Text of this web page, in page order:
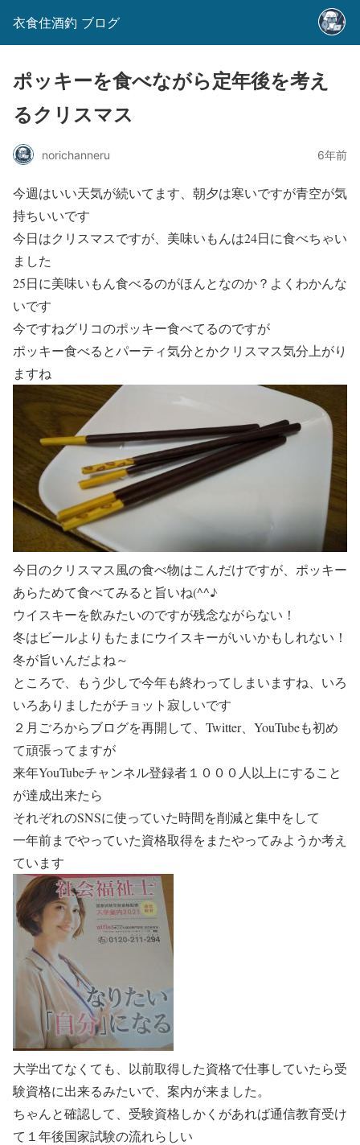
衣食住酒釣 ブログ
ポッキーを食べながら定年後を考え
るクリスマス
norichanneru 6年前
今週はいい天気が続いてます、朝夕は寒いですが青空が気
持ちいいです
今日はクリスマスですが、美味いもんは24日に食べちゃい
ました
25日に美味いもん食べるのがほんとなのか？よくわかんな
いです
今ですねグリコのポッキー食べてるのですが
ポッキー食べるとパーティ気分とかクリスマス気分上がり
ますね
今日のクリスマス風の食べ物はこんだけですが、ポッキー
あらためて食べてみると旨いね(^^♪
ウイスキーを飲みたいのですが残念ながらない！
冬はビールよりもたまにウイスキーがいいかもしれない！
冬が旨いんだよね～
ところで、もう少しで今年も終わってしまいますね、いろ
いろありましたがチョット寂しいです
２月ごろからブログを再開して、Twitter、YouTubeも初め
て頑張ってますが
来年YouTubeチャンネル登録者１０００人以上にすること
が達成出来たら
それぞれのSNSに使っていた時間を削減と集中をして
一年前までやっていた資格取得をまたやってみようか考え
ています
大学出てなくても、以前取得した資格で仕事していたら受
験資格に出来るみたいで、案内が来ました。
ちゃんと確認して、受験資格しかくがあれば通信教育受け
て１年後国家試験の流れらしい